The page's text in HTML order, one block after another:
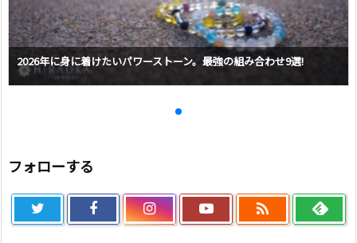
2026年に身に着けたいパワーストーン。最強の組み合わせ9選!
フォローする
